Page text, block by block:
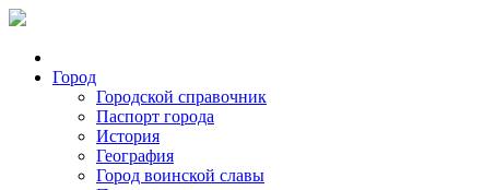
Город
Городской справочник
Паспорт города
История
География
Город воинской славы